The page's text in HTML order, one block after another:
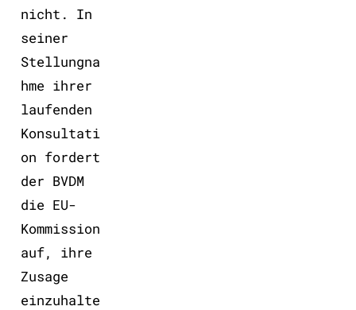
nicht. In
seiner
Stellungna
hme ihrer
laufenden
Konsultati
on fordert
der BVDM
die EU-
Kommission
auf, ihre
Zusage
einzuhalte